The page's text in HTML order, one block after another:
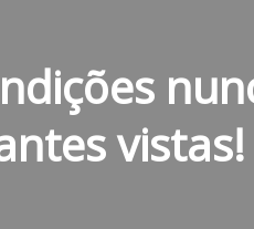
vistas!